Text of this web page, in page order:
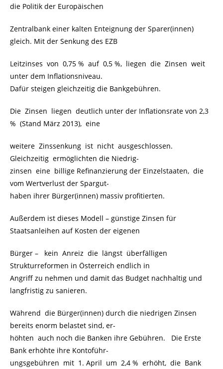
die Politik der Europäischen
Zentralbank einer kalten Enteignung der Sparer(innen)
gleich. Mit der Senkung des EZB
Leitzinses von 0,75 % auf 0,5 %, liegen die Zinsen weit
unter dem Inflationsniveau.
Dafür steigen gleichzeitig die Bankgebühren.
Die Zinsen liegen deutlich unter der Inflationsrate von 2,3
% (Stand März 2013), eine
weitere Zinssenkung ist nicht ausgeschlossen.
Gleichzeitig ermöglichten die Niedrig-
zinsen eine billige Refinanzierung der Einzelstaaten, die
vom Wertverlust der Spargut-
haben ihrer Bürger(innen) massiv profitierten.
Außerdem ist dieses Modell – günstige Zinsen für
Staatsanleihen auf Kosten der eigenen
Bürger – kein Anreiz die längst überfälligen
Strukturreformen in Österreich endlich in
Angriff zu nehmen und damit das Budget nachhaltig und
langfristig zu sanieren.
Während die Bürger(innen) durch die niedrigen Zinsen
bereits enorm belastet sind, er-
höhten auch noch die Banken ihre Gebühren. Die Erste
Bank erhöhte ihre Kontoführ-
ungsgebühren mit 1. April um 2,4 % erhöht, die Bank